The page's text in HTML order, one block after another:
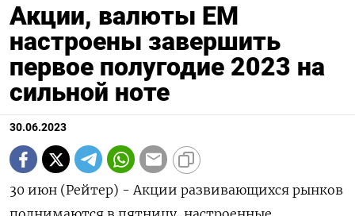
Акции, валюты ЕМ
настроены завершить
первое полугодие 2023 на
сильной ноте
30.06.2023
30 июн (Рейтер) - Акции развивающихся рынков